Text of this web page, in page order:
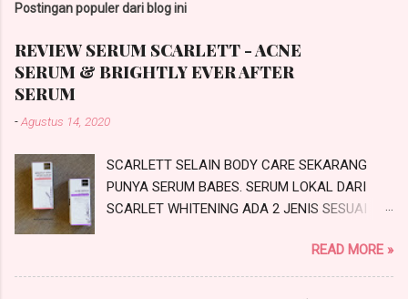
t
n
g
K
o
e
t
a
Postingan populer dari blog ini
REVIEW SERUM SCARLETT - ACNE
SERUM & BRIGHTLY EVER AFTER
SERUM
-Agustus 14, 2020
SCARLETT SELAIN BODY CARE SEKARANG
PUNYA SERUM BABES. SERUM LOKAL DARI
SCARLET WHITENING ADA 2 JENIS SESUAI
SCARLETTACNE SERUM DAN SCARLETT
BRIGHTLY EVER AFTER SERUM. INI REVIEW
READ MORE »